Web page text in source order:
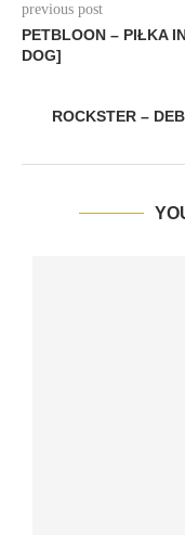
previous post
PETBLOON – PIŁKA
DOG]
ROCKSTER –